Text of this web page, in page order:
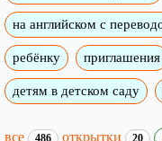
на английском с
ребёнку приглашения
детям в детском саду
все 486 открытки 20